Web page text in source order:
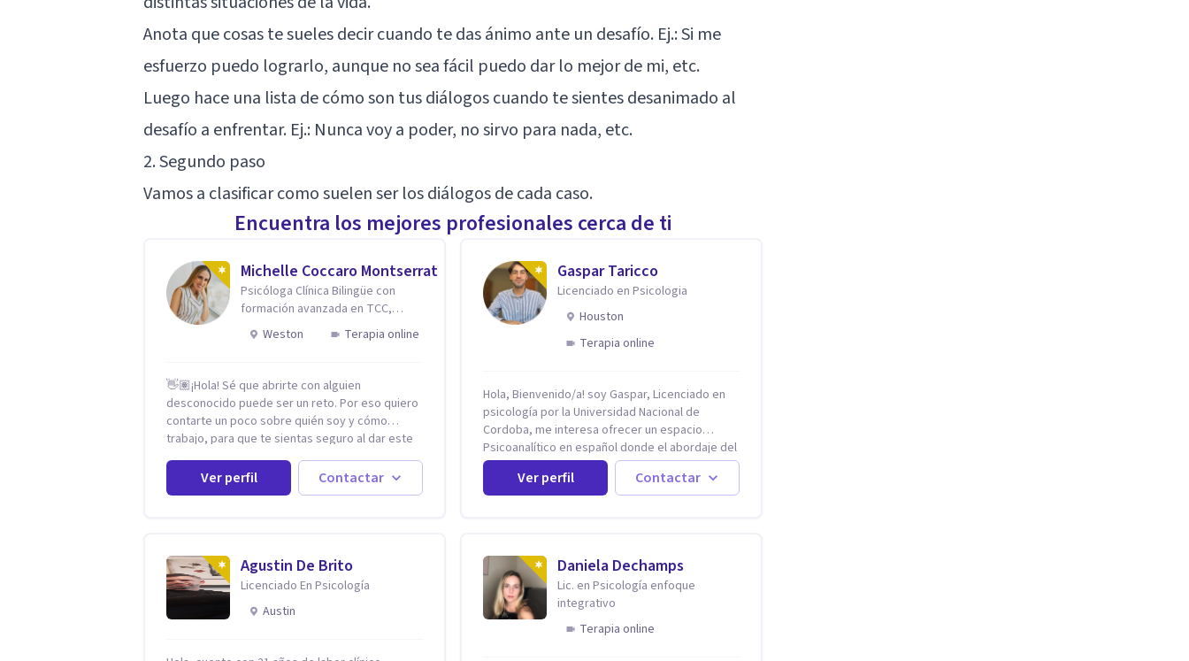
Anota que cosas te sueles decir cuando te das ánimo ante un desafío. Ej.: Si me
esfuerzo puedo lograrlo, aunque no sea fácil puedo dar lo mejor de mi, etc.
Luego hace una lista de cómo son tus diálogos cuando te sientes desanimado al
desafío a enfrentar. Ej.: Nunca voy a poder, no sirvo para nada, etc.
2. Segundo paso
Vamos a clasificar como suelen ser los diálogos de cada caso.
Encuentra los mejores profesionales cerca de ti
Michelle Coccaro Montserrat
Psicóloga Clínica Bilingüe con
formación avanzada en TCC,
Neurociencias e Inteligencia
Emocional.
Weston Terapia online
👋🏽¡Hola! Sé que abrirte con alguien
desconocido puede ser un reto. Por eso quiero
contarte un poco sobre quién soy y cómo
trabajo, para que te sientas seguro al dar este
paso. Soy psicóloga clínica bilingüe con más de
una década de experiencia. He dictado
conferencias, escrito artículos y ejercido como
los cambios y empezar de nuevo.
Ver perfil Contactar
Gaspar Taricco
Licenciado en Psicologia
Houston
Terapia online
Hola, Bienvenido/a! soy Gaspar, Licenciado en
psicología por la Universidad Nacional de
Cordoba, me interesa ofrecer un espacio
Psicoanalítico en español donde el abordaje del
malestar sea desde una escucha atenta, sin
prejuicios y rescatando lo singular de cada
caso, sin caer en etiquetas. Considero que
en mi espacio donde se le dará un lugar a esas
cuestiones singulares de cada uno, para luego
generar cambios. Soy una persona en constante
formación, actualmente curso seminarios, una
especialización en psicoanálisis y también
Ver perfil Contactar
Agustin De Brito
Licenciado En Psicología
Austin
Daniela Dechamps
Lic. en Psicología enfoque
integrativo
Terapia online